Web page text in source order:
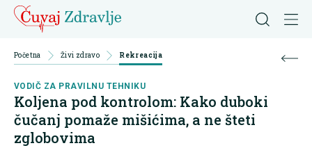
Početna Živi zdravo Rekreacija
VODIČ ZA PRAVILNU TEHNIKU
Koljena pod kontrolom: Kako duboki
čučanj pomaže mišićima, a ne šteti
zglobovima